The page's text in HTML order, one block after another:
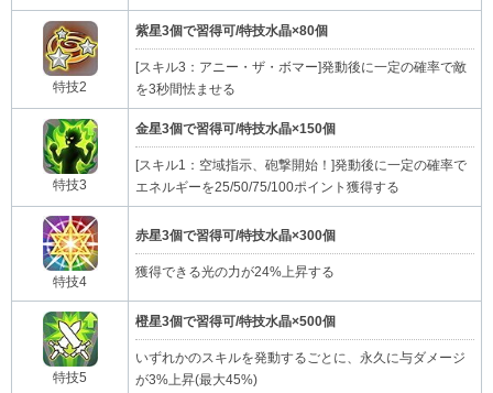
特技2
紫星3個で習得可/特技水晶×80個
[スキル3：アニー・ザ・ボマー]発動後に一定の確率で敵
を3秒間怯ませる
特技3
金星3個で習得可/特技水晶×150個
[スキル1：空域指示、砲撃開始！]発動後に一定の確率で
エネルギーを25/50/75/100ポイント獲得する
特技4
赤星3個で習得可/特技水晶×300個
獲得できる光の力が24%上昇する
特技5
橙星3個で習得可/特技水晶×500個
いずれかのスキルを発動するごとに、永久に与ダメージ
が3%上昇(最大45%)